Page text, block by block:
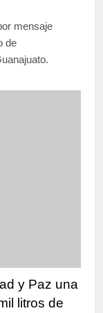
mensaje
de
y Paz una
litros de